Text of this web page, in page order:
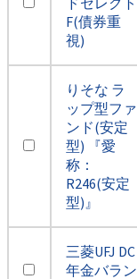
F(債券重
視)
りそな ラ
ップ型ファ
ンド(安定
型) 『愛
称：
R246(安定
型)』
三菱UFJ DC
年金バラン